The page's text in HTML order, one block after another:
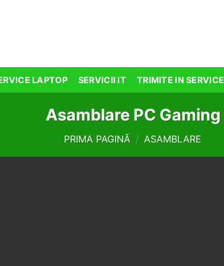
LAPTOP SERVICII IT TRIMITE IN SERVICE
Asamblare PC Gaming
PRIMA PAGINĂ / ASAMBLARE